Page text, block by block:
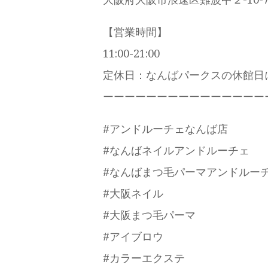
【営業時間】
11:00-21:00
定休日：なんばパークスの休館
ーーーーーーーーーーーーーー
#アンドルーチェなんば店
#なんばネイルアンドルーチェ
#なんばまつ毛パーマアンドルー
#大阪ネイル
#大阪まつ毛パーマ
#アイブロウ
#カラーエクステ